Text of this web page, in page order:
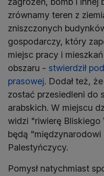
zrównamy teren z
zniszczonych
gospodarczy, który
miejsc pracy i
obszaru - stwierdził
prasowej. Dodał też,
zostać przesiedleni do
arabskich. W miejscu
widzi "riwierę Bliskiego
będą
Palestyńczycy.
Pomysł natychmiast